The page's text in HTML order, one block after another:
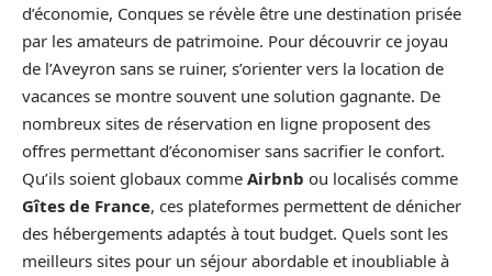
d’économie, Conques se révèle être une destination prisée
par les amateurs de patrimoine. Pour découvrir ce joyau
de l’Aveyron sans se ruiner, s’orienter vers la location de
vacances se montre souvent une solution gagnante. De
nombreux sites de réservation en ligne proposent des
offres permettant d’économiser sans sacrifier le confort.
Qu’ils soient globaux comme Airbnb ou localisés comme
Gîtes de France, ces plateformes permettent de dénicher
des hébergements adaptés à tout budget. Quels sont les
meilleurs sites pour un séjour abordable et inoubliable à